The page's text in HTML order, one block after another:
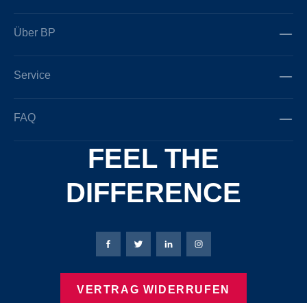
Über BP
Service
FAQ
FEEL THE
DIFFERENCE
Bierbaum-Proenen Facebook-Seite
Bierbaum-Proenen Twitter Seite
Bierbaum-Proenen LinkedIn
Bierbaum-Proenen
VERTRAG WIDERRUFEN